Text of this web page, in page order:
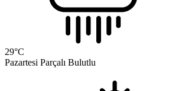
29°C
Pazartesi Parçalı Bulutlu